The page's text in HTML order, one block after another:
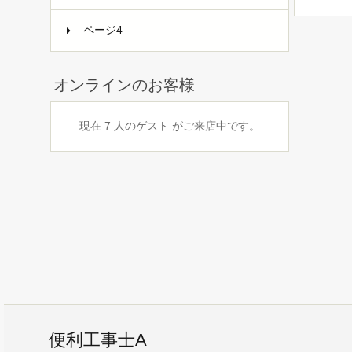
ページ4
オンラインのお客様
現在 7 人のゲスト がご来店中です。
便利工事士A